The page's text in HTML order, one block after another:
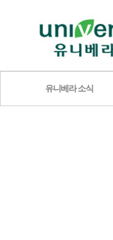
유니베라 소식